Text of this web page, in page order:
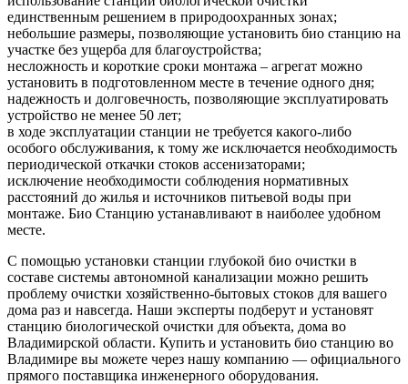
единственным решением в природоохранных зонах;
небольшие размеры, позволяющие установить био станцию на
участке без ущерба для благоустройства;
несложность и короткие сроки монтажа – агрегат можно
установить в подготовленном месте в течение одного дня;
надежность и долговечность, позволяющие эксплуатировать
устройство не менее 50 лет;
в ходе эксплуатации станции не требуется какого-либо
особого обслуживания, к тому же исключается необходимость
периодической откачки стоков ассенизаторами;
исключение необходимости соблюдения нормативных
расстояний до жилья и источников питьевой воды при
монтаже. Био Станцию устанавливают в наиболее удобном
месте.
С помощью установки станции глубокой био очистки в
составе системы автономной канализации можно решить
проблему очистки хозяйственно-бытовых стоков для вашего
дома раз и навсегда. Наши эксперты подберут и установят
станцию биологической очистки для объекта, дома во
Владимирской области. Купить и установить био станцию во
Владимире вы можете через нашу компанию — официального
прямого поставщика инженерного оборудования.